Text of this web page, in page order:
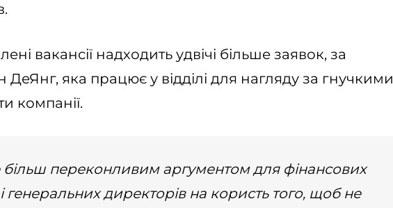
вакансії надходить удвічі більше заявок, за
яка працює у відділі для нагляду за гнучкими
компанії.
переконливим аргументом для фінансових
генеральних директорів на користь того, щоб не